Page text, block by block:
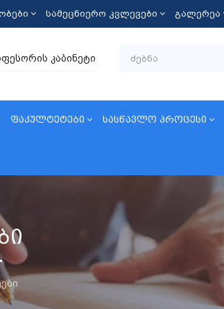
სამეცნიერო კვლევები გალერეა
კაბინეტი
ფაკულტეტები სასწავლო პროცესი